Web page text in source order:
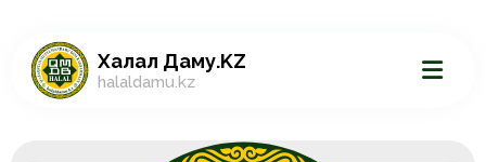
Халал Даму.KZ
halaldamu.kz